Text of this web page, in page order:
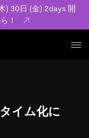
) 30日 (金) 2days 開
！
用性と水平スケー
の記事などを紹介し
イム化に